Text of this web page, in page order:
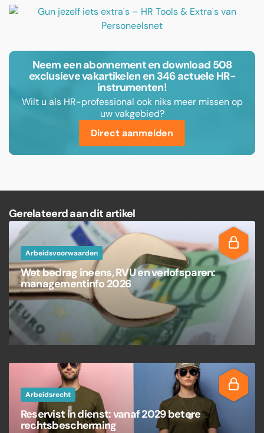
Neem een abonnement en download 508
exclusieve vakartikelen en 346 actuele HR-
instrumenten!
Wilt u als HR-professional ook niks meer missen op
uw vakgebied?
Direct aanmelden
Gerelateerd aan dit artikel
Arbeidsvoorwaarden
Wet bedrag ineens, RVU en verlofsparen:
managementinfo 2026
Arbeidsrecht
Reservist in dienst: vanaf 2029 betere
rechtsbescherming